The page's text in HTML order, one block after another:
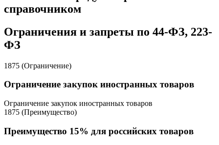
справочником
Ограничения и запреты по 44-ФЗ, 223-
ФЗ
1875 (Ограничение)
Ограничение закупок иностранных товаров
Ограничение закупок иностранных товаров
1875 (Преимущество)
Преимущество 15% для российских товаров